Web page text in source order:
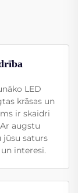
LED
krāsas un
ir skaidri
augstu
saturs
interesi.